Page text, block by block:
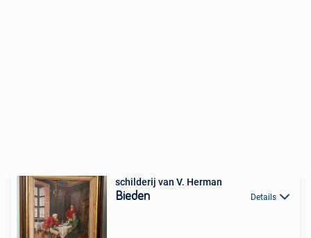
schilderij van V. Herman
Bieden Details